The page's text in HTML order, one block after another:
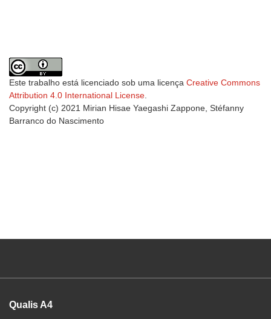
Este trabalho está licenciado sob uma licença Creative Commons
Attribution 4.0 International License.
Copyright (c) 2021 Mirian Hisae Yaegashi Zappone, Stéfanny
Barranco do Nascimento
Qualis A4